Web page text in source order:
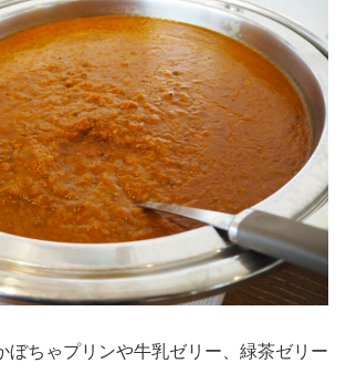
ぼちゃプリンや牛乳ゼリー、緑茶ゼリー